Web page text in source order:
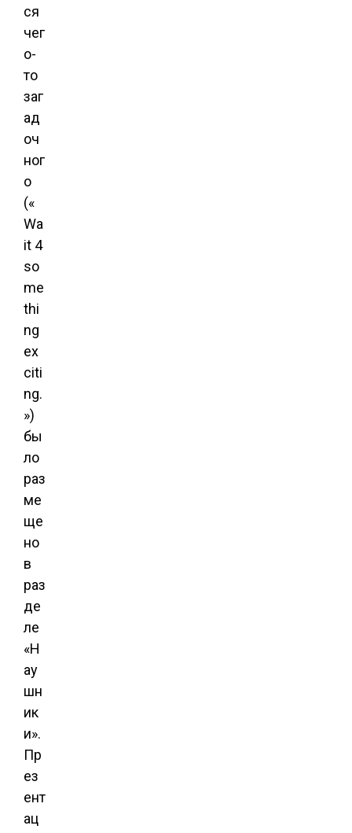
ся
чег
о-
то
заг
ад
оч
ног
о
(«
Wa
it 4
so
me
thi
ng
ex
citi
ng.
»)
бы
ло
раз
ме
ще
но
в
раз
де
ле
«Н
ау
шн
ик
и».
Пр
ез
ент
ац